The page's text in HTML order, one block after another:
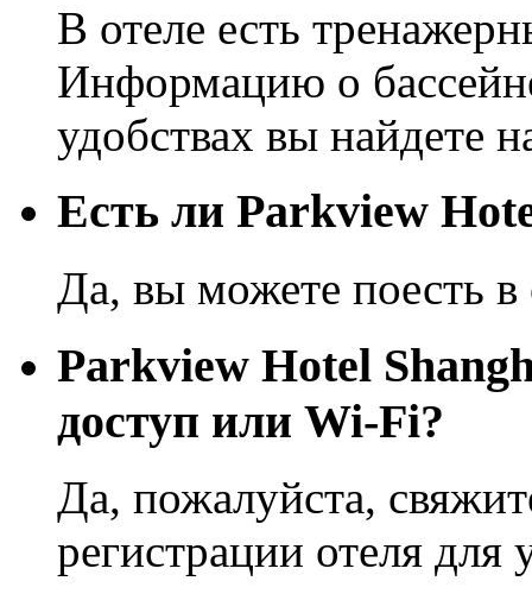
В отеле есть
Информацию о
удобствах вы найдете
Eсть ли Parkview
Да, вы можете поесть в
Parkview Hotel
доступ или Wi-Fi?
Да, пожалуйста,
регистрации отеля для